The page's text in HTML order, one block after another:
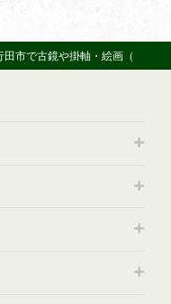
軸・絵画（日本画・油絵・版画）をお譲り頂きました